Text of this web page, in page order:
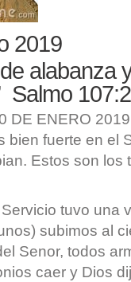
2019
alabanza
Salmo
DE ENERO
bien fuerte en el
Estos son los
tuvo una
subimos al
Senor, todos
caer y Dios